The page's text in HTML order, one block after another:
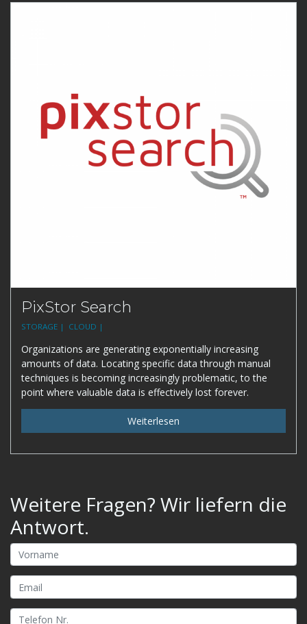
PixStor Search
STORAGE | CLOUD |
Organizations are generating exponentially increasing
amounts of data. Locating specific data through manual
techniques is becoming increasingly problematic, to the
point where valuable data is effectively lost forever.
Weiterlesen
Weitere Fragen? Wir liefern die
Antwort.